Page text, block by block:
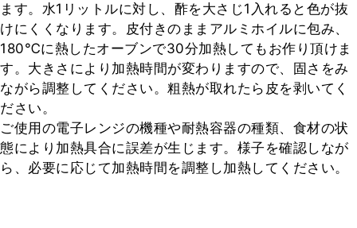
ます。水1リットルに対し、酢を大さじ1入れると色が抜
けにくくなります。皮付きのままアルミホイルに包み、
180℃に熱したオーブンで30分加熱してもお作り頂けま
す。大きさにより加熱時間が変わりますので、固さをみ
ながら調整してください。粗熱が取れたら皮を剥いてく
ださい。
ご使用の電子レンジの機種や耐熱容器の種類、食材の状
態により加熱具合に誤差が生じます。様子を確認しなが
ら、必要に応じて加熱時間を調整し加熱してください。